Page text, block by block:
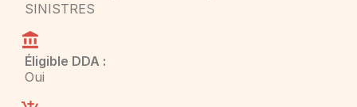
SINISTRES
Éligible DDA :
Oui